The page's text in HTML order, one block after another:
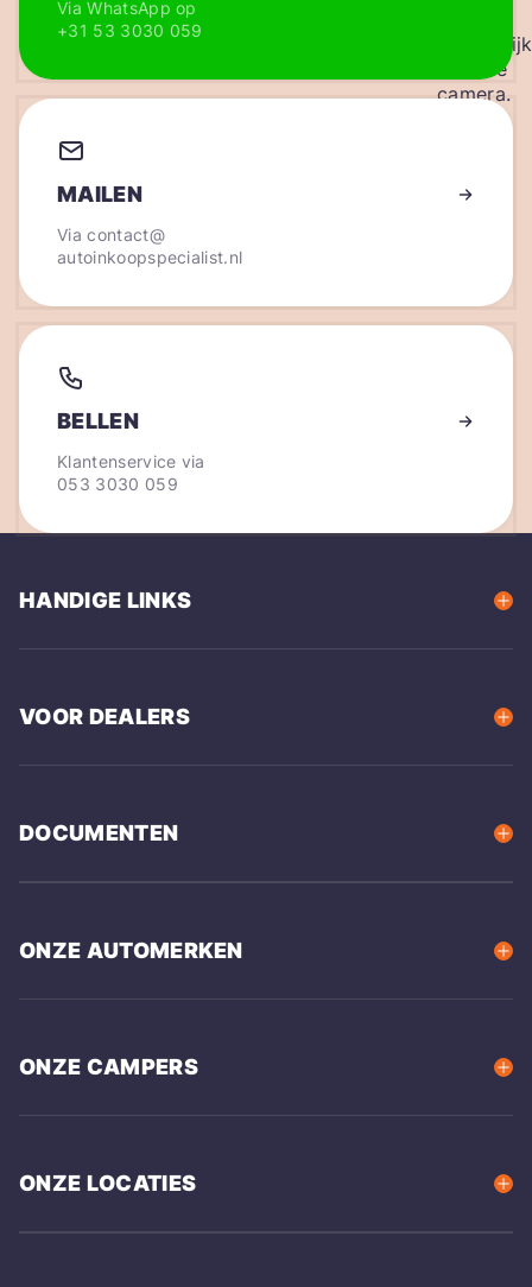
Via WhatsApp op
+31 53 3030 059
MAILEN
Viacontact@
autoinkoopspecialist.nl
BELLEN
Klantenservice via
053 3030 059
HANDIGE LINKS
VOOR DEALERS
DOCUMENTEN
ONZE AUTOMERKEN
ONZE CAMPERS
ONZE LOCATIES